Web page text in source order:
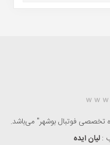
تخصصی فوتبال بوشهر" می‌باشد.
:لیان ایده